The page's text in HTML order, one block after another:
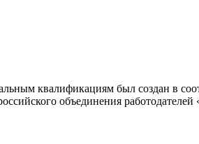
квалификациям был создан в
объединения